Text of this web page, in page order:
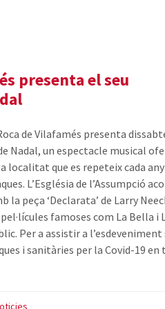
presenta el seu
de Vilafamés presenta
Nadal, un espectacle musical
localitat que es repeteix cada
L’Església de l’Assumpció
peça ‘Declarata’ de Larry
famoses com La Bella i
Per a assistir a l’esdeveniment
i sanitàries per la Covid-19 en